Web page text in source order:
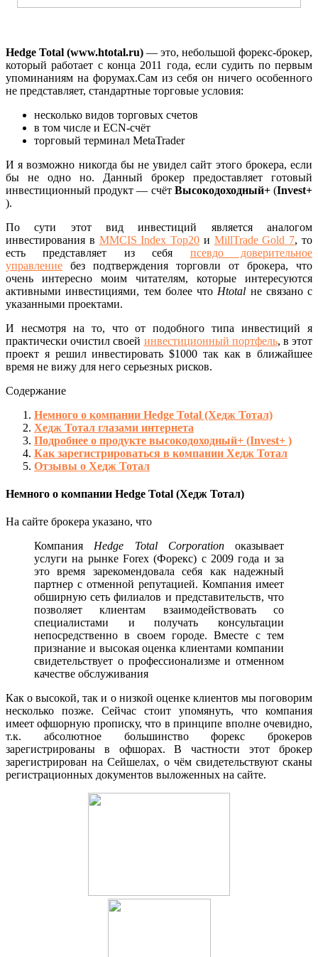
Hedge Total (www.htotal.ru) — это, небольшой форекс-брокер,
который работает с конца 2011 года, если судить по первым
упоминаниям на форумах.Сам из себя он ничего особенного
не представляет, стандартные торговые условия:
несколько видов торговых счетов
в том числе и ECN-счёт
торговый терминал MetaTrader
И я возможно никогда бы не увидел сайт этого брокера, если
бы не одно но. Данный брокер предоставляет готовый
инвестиционный продукт — счёт Высокодоходный+(Invest+
).
По сути этот вид инвестиций является аналогом
инвестирования в MMCIS Index Top20 и MillTrade Gold 7, то
есть представляет из себя псевдо доверительное
управление без подтверждения торговли от брокера, что
очень интересно моим читателям, которые интересуются
активными инвестициями, тем более что Htotal не связано с
указанными проектами.
И несмотря на то, что от подобного типа инвестиций я
практически очистил своей инвестиционный портфель, в этот
проект я решил инвестировать $1000 так как в ближайшее
время не вижу для него серьезных рисков.
Содержание
Немного о компании Hedge Total (Хедж Тотал)
Хедж Тотал глазами интернета
Подробнее о продукте высокодоходный+ (Invest+ )
Как зарегистрироваться в компании Хедж Тотал
Отзывы о Хедж Тотал
Немного о компании Hedge Total (Хедж Тотал)
На сайте брокера указано, что
Компания Hedge Total Corporationоказывает
услуги на рынке Forex (Форекс) с 2009 года и за
это время зарекомендовала себя как надежный
партнер с отменной репутацией. Компания имеет
обширную сеть филиалов и представительств, что
позволяет клиентам взаимодействовать со
специалистами и получать консультации
непосредственно в своем городе. Вместе с тем
признание и высокая оценка клиентами компании
свидетельствует о профессионализме и отменном
качестве обслуживания
Как о высокой, так и о низкой оценке клиентов мы поговорим
несколько позже. Сейчас стоит упомянуть, что компания
имеет офшорную прописку, что в принципе вполне очевидно,
т.к. абсолютное большинство форекс брокеров
зарегистрированы в офшорах. В частности этот брокер
зарегистрирован на Сейшелах, о чём свидетельствуют сканы
регистрационных документов выложенных на сайте.